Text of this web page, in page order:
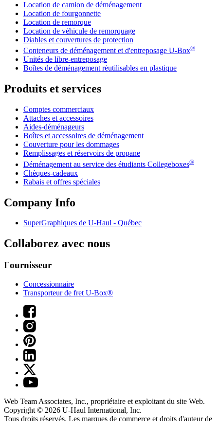
Location de camion de déménagement
Location de fourgonnette
Location de remorque
Location de véhicule de remorquage
Diables et couvertures de protection
Conteneurs de déménagement et d'entreposage U-Box®
Unités de libre-entreposage
Boîtes de déménagement réutilisables en plastique
Produits et services
Comptes commerciaux
Attaches et accessoires
Aides-déménageurs
Boîtes et accessoires de déménagement
Couverture pour les dommages
Remplissages et réservoirs de propane
Déménagement au service des étudiants Collegeboxes®
Chèques-cadeaux
Rabais et offres spéciales
Company Info
SuperGraphiques de U-Haul - Québec
Collaborez avec nous
Fournisseur
Concessionnaire
Transporteur de fret U-Box®
Web Team Associates, Inc., propriétaire et exploitant du site Web.
Copyright © 2026 U-Haul International, Inc.
Tous droits réservés. Les marques de commerce et droits d'auteur de